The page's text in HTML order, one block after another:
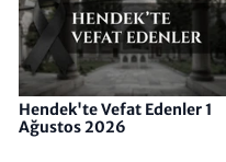
Hendek'te Vefat Edenler 1
Ağustos 2026